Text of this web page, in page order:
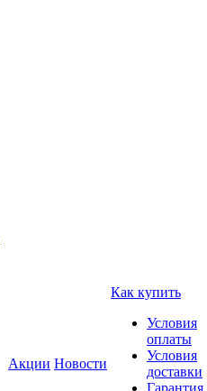
Акции Новости
Как купить
Условия
оплаты
Условия
доставки
Гарантия